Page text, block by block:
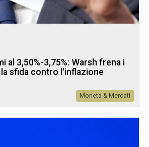
al 3,50%-3,75%: Warsh frena i
sfida contro l'inflazione
Moneta & Mercati